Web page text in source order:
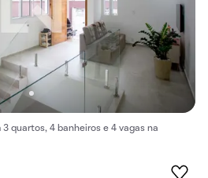
3 quartos, 4 banheiros e 4 vagas na